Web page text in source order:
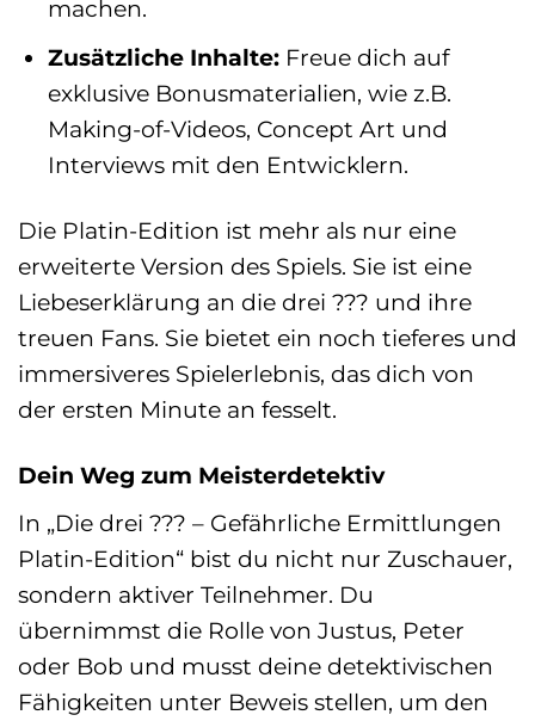
machen.
Zusätzliche Inhalte:Freue dich auf
exklusive Bonusmaterialien, wie z.B.
Making-of-Videos, Concept Art und
Interviews mit den Entwicklern.
Die Platin-Edition ist mehr als nur eine
erweiterte Version des Spiels. Sie ist eine
Liebeserklärung an die drei ??? und ihre
treuen Fans. Sie bietet ein noch tieferes und
immersiveres Spielerlebnis, das dich von
der ersten Minute an fesselt.
Dein Weg zum Meisterdetektiv
In „Die drei ??? – Gefährliche Ermittlungen
Platin-Edition“ bist du nicht nur Zuschauer,
sondern aktiver Teilnehmer. Du
übernimmst die Rolle von Justus, Peter
oder Bob und musst deine detektivischen
Fähigkeiten unter Beweis stellen, um den